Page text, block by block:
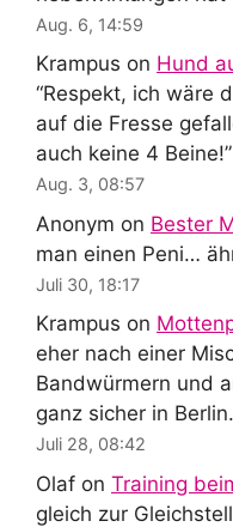
Aug. 6, 14:59
Krampus on Hund
“Respekt, ich wäre
auf die Fresse
auch keine 4 Beine!”
Aug. 3, 08:57
Anonym on Bester
man einen Peni…
Juli 30, 18:17
Krampus on
eher nach einer
Bandwürmern und
ganz sicher in
Juli 28, 08:42
Olaf on Training
gleich zur